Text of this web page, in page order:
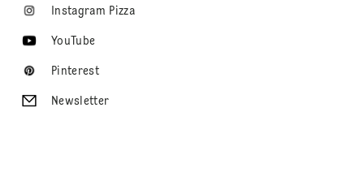
Instagram Pizza
YouTube
Pinterest
Newsletter